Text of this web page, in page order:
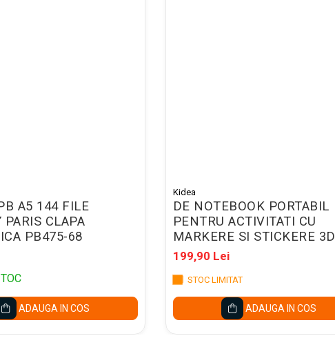
A5 144 FILE
PARIS CLAPA
PB475-68
ADAUGA IN COS
Kidea
DE NOTEBOOK PORTABIL
PENTRU ACTIVITATI CU
MARKERE SI STICKERE 3D
KIDEA PZZKA
199,90 Lei
STOC LIMITAT
ADAUGA IN COS